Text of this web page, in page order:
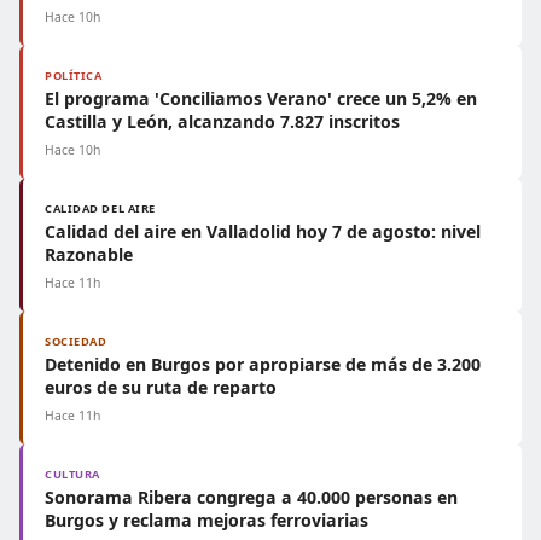
Hace 10h
POLÍTICA
El programa 'Conciliamos Verano' crece un 5,2% en
Castilla y León, alcanzando 7.827 inscritos
Hace 10h
CALIDAD DEL AIRE
Calidad del aire en Valladolid hoy 7 de agosto: nivel
Razonable
Hace 11h
SOCIEDAD
Detenido en Burgos por apropiarse de más de 3.200
euros de su ruta de reparto
Hace 11h
CULTURA
Sonorama Ribera congrega a 40.000 personas en
Burgos y reclama mejoras ferroviarias